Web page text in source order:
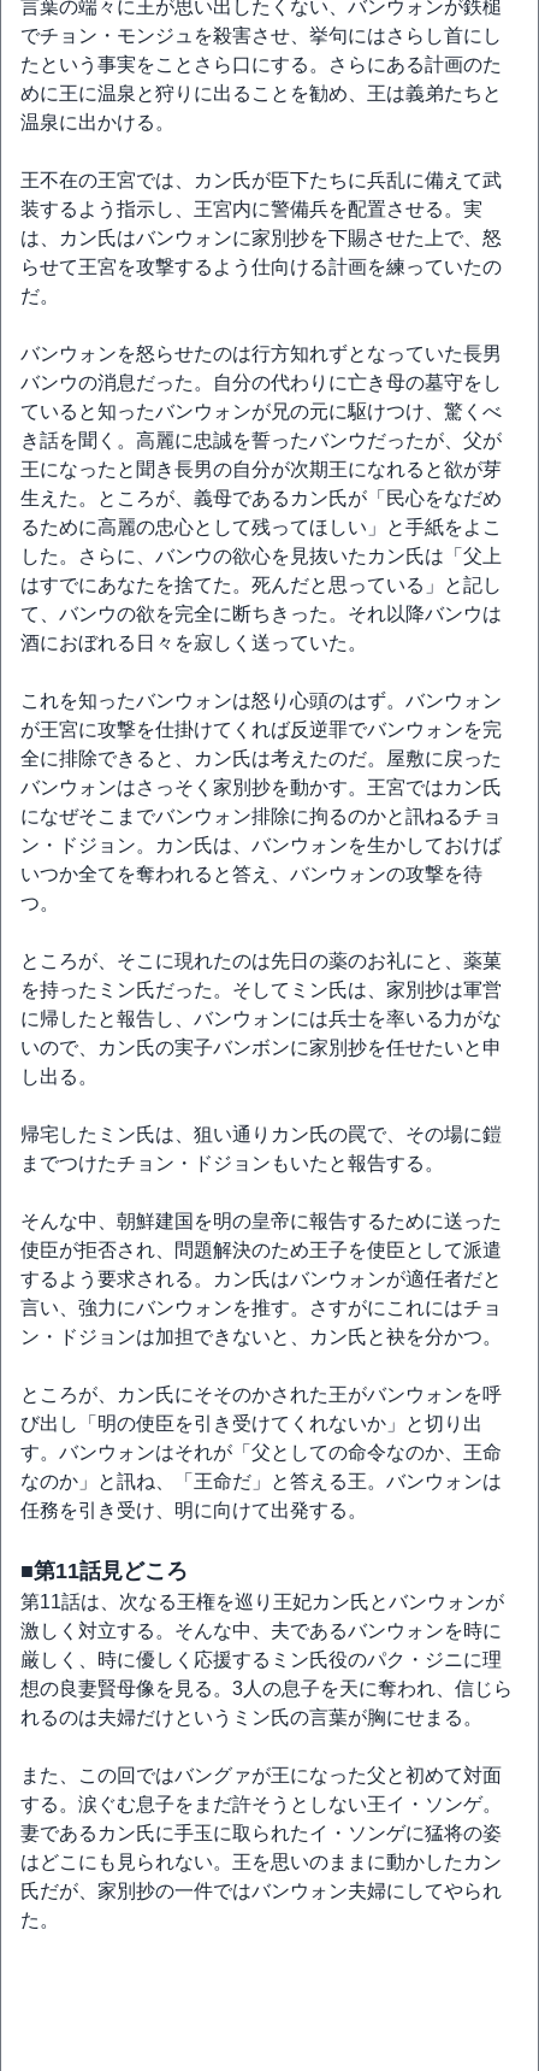
言葉の端々に王が思い出したくない、バンウォンが鉄槌
でチョン・モンジュを殺害させ、挙句にはさらし首にし
たという事実をことさら口にする。さらにある計画のた
めに王に温泉と狩りに出ることを勧め、王は義弟たちと
温泉に出かける。
王不在の王宮では、カン氏が臣下たちに兵乱に備えて武
装するよう指示し、王宮内に警備兵を配置させる。実
は、カン氏はバンウォンに家別抄を下賜させた上で、怒
らせて王宮を攻撃するよう仕向ける計画を練っていたの
だ。
バンウォンを怒らせたのは行方知れずとなっていた長男
バンウの消息だった。自分の代わりに亡き母の墓守をし
ていると知ったバンウォンが兄の元に駆けつけ、驚くべ
き話を聞く。高麗に忠誠を誓ったバンウだったが、父が
王になったと聞き長男の自分が次期王になれると欲が芽
生えた。ところが、義母であるカン氏が「民心をなだめ
るために高麗の忠心として残ってほしい」と手紙をよこ
した。さらに、バンウの欲心を見抜いたカン氏は「父上
はすでにあなたを捨てた。死んだと思っている」と記し
て、バンウの欲を完全に断ちきった。それ以降バンウは
酒におぼれる日々を寂しく送っていた。
これを知ったバンウォンは怒り心頭のはず。バンウォン
が王宮に攻撃を仕掛けてくれば反逆罪でバンウォンを完
全に排除できると、カン氏は考えたのだ。屋敷に戻った
バンウォンはさっそく家別抄を動かす。王宮ではカン氏
になぜそこまでバンウォン排除に拘るのかと訊ねるチョ
ン・ドジョン。カン氏は、バンウォンを生かしておけば
いつか全てを奪われると答え、バンウォンの攻撃を待
つ。
ところが、そこに現れたのは先日の薬のお礼にと、薬菓
を持ったミン氏だった。そしてミン氏は、家別抄は軍営
に帰したと報告し、バンウォンには兵士を率いる力がな
いので、カン氏の実子バンボンに家別抄を任せたいと申
し出る。
帰宅したミン氏は、狙い通りカン氏の罠で、その場に鎧
までつけたチョン・ドジョンもいたと報告する。
そんな中、朝鮮建国を明の皇帝に報告するために送った
使臣が拒否され、問題解決のため王子を使臣として派遣
するよう要求される。カン氏はバンウォンが適任者だと
言い、強力にバンウォンを推す。さすがにこれにはチョ
ン・ドジョンは加担できないと、カン氏と袂を分かつ。
ところが、カン氏にそそのかされた王がバンウォンを呼
び出し「明の使臣を引き受けてくれないか」と切り出
す。バンウォンはそれが「父としての命令なのか、王命
なのか」と訊ね、「王命だ」と答える王。バンウォンは
任務を引き受け、明に向けて出発する。
■第11話見どころ
第11話は、次なる王権を巡り王妃カン氏とバンウォンが
激しく対立する。そんな中、夫であるバンウォンを時に
厳しく、時に優しく応援するミン氏役のパク・ジニに理
想の良妻賢母像を見る。3人の息子を天に奪われ、信じら
れるのは夫婦だけというミン氏の言葉が胸にせまる。
また、この回ではバングァが王になった父と初めて対面
する。涙ぐむ息子をまだ許そうとしない王イ・ソンゲ。
妻であるカン氏に手玉に取られたイ・ソンゲに猛将の姿
はどこにも見られない。王を思いのままに動かしたカン
氏だが、家別抄の一件ではバンウォン夫婦にしてやられ
た。